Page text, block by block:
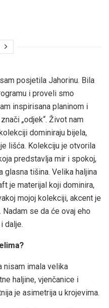
posjetila Jahorinu. Bila
i proveli smo
inspirisana planinom i
„odjek“. Život nam
dominiraju bijela,
lišća. Kolekciju je otvorila
predstavlja mir i spokoj,
glasna tišina. Velika haljina
je materijal koji dominira,
mojoj kolekciji, akcent je
se da će ovaj eho
dalje.
nisam imala velika
haljine, vjenčanice i
je asimetrija u krojevima.